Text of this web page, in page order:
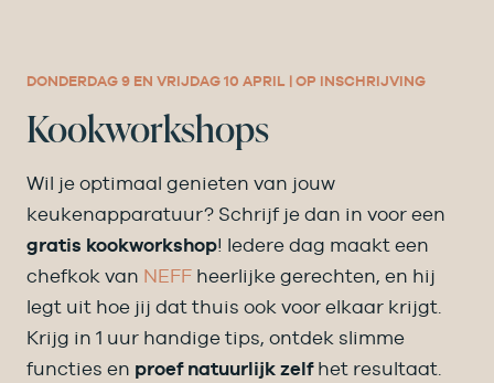
DONDERDAG 9 EN VRIJDAG 10 APRIL | OP INSCHRIJVING
Kookworkshops
Wil je optimaal genieten van jouw
keukenapparatuur? Schrijf je dan in voor een
gratis kookworkshop! Iedere dag maakt een
chefkok van NEFF heerlijke gerechten, en hij
legt uit hoe jij dat thuis ook voor elkaar krijgt.
Krijg in 1 uur handige tips, ontdek slimme
functies en proef natuurlijk zelfhet resultaat.